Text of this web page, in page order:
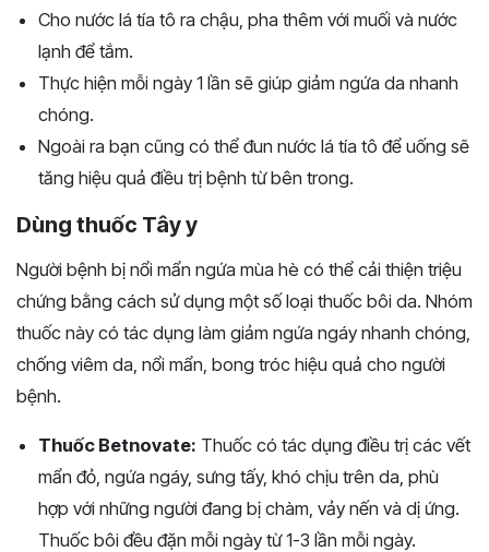
Cho nước lá tía tô ra chậu, pha thêm với muối và nước
lạnh để tắm.
Thực hiện mỗi ngày 1 lần sẽ giúp giảm ngứa da nhanh
chóng.
Ngoài ra bạn cũng có thể đun nước lá tía tô để uống sẽ
tăng hiệu quả điều trị bệnh từ bên trong.
Dùng thuốc Tây y
Người bệnh bị nổi mẩn ngứa mùa hè có thể cải thiện triệu
chứng bằng cách sử dụng một số loại thuốc bôi da. Nhóm
thuốc này có tác dụng làm giảm ngứa ngáy nhanh chóng,
chống viêm da, nổi mẩn, bong tróc hiệu quả cho người
bệnh.
Thuốc Betnovate: Thuốc có tác dụng điều trị các vết
mẩn đỏ, ngứa ngáy, sưng tấy, khó chịu trên da, phù
hợp với những người đang bị chàm, vảy nến và dị ứng.
Thuốc bôi đều đặn mỗi ngày từ 1-3 lần mỗi ngày.